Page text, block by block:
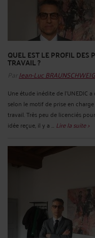
QUEL EST LE PROFIL DES
TRAVAIL ?
Par Jean-Luc
Une étude inédite de l’UNEDIC
selon le motif de prise en
travail. Très peu de licenciés
idée reçue, il y a ... Lire la suite >